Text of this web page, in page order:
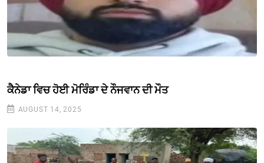
ਕੈਨੇਡਾ ਵਿਚ ਹੋਈ ਮੋਰਿੰਡਾ ਦੇ ਨੌਜਵਾਨ ਦੀ ਮੌਤ
AUGUST 14, 2025